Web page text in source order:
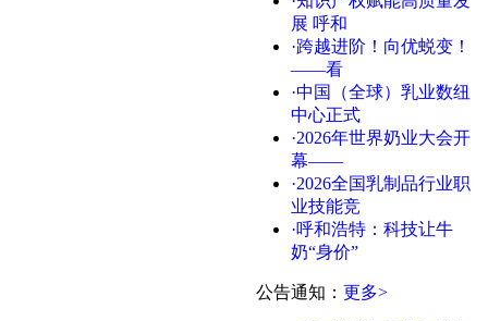
展 呼和
·跨越进阶！向优蜕变！
——看
·中国（全球）乳业数纽
中心正式
·2026年世界奶业大会开
幕——
·2026全国乳制品行业职
业技能竞
·呼和浩特：科技让牛
奶“身价”
公告通知 ： 更多>